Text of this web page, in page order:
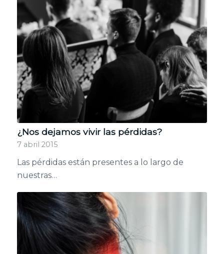
¿Nos dejamos vivir las pérdidas?
7 abril 2015
Las pérdidas están presentes a lo largo de
nuestras…